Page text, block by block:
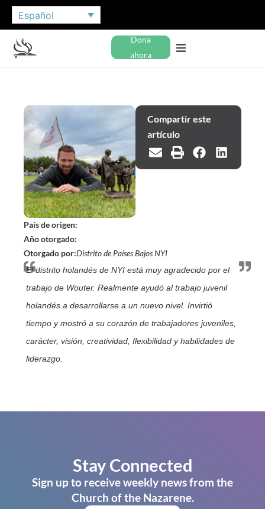
Español
Dona
ahora
Compartir este
artículo
País de origen:
Año otorgado:
Otorgado por:Distrito de Países Bajos NYI
El distrito holandés de NYI está muy agradecido por el
trabajo de Wouter. Realmente ayudó al trabajo juvenil
holandés a desarrollarse a un nuevo nivel. Invirtió
tiempo y mostró a su corazón de trabajadores juveniles,
carácter, visión, creatividad, flexibilidad y habilidades de
liderazgo.
Stay Connected
Sign up to receive weekly news from the
Church of the Nazarene.